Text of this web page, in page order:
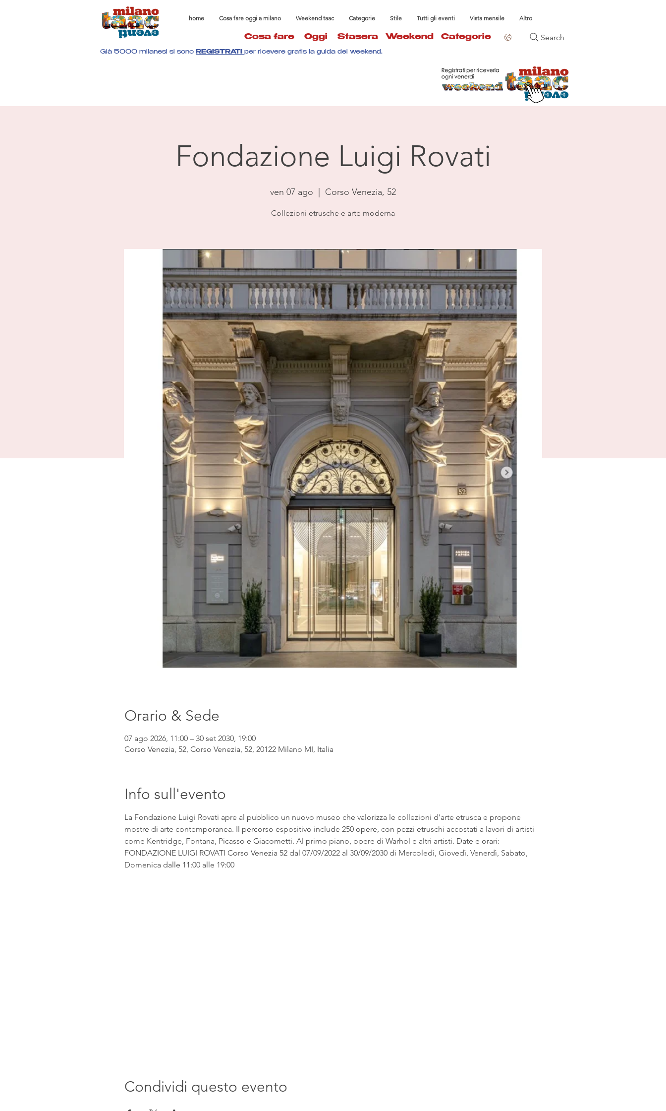
home Cosa fare oggi a milano Weekend taac Categorie Stile Tutti gli eventi Vista mensile Altro
Cosa fare Oggi Stasera Weekend Categorie Search
Già 5000 milanesi si sono REGISTRATI per ricevere gratis la guida del weekend.
Fondazione Luigi Rovati
ven 07 ago Corso Venezia, 52
Collezioni etrusche e arte moderna
Orario & Sede
07 ago 2026, 11:00 – 30 set 2030, 19:00
Corso Venezia, 52, Corso Venezia, 52, 20122 Milano MI, Italia
Info sull'evento
La Fondazione Luigi Rovati apre al pubblico un nuovo museo che valorizza le collezioni d’arte etrusca e propone
mostre di arte contemporanea. Il percorso espositivo include 250 opere, con pezzi etruschi accostati a lavori di artisti
come Kentridge, Fontana, Picasso e Giacometti. Al primo piano, opere di Warhol e altri artisti. Date e orari:
FONDAZIONE LUIGI ROVATI Corso Venezia 52 dal 07/09/2022 al 30/09/2030 di Mercoledì, Giovedì, Venerdì, Sabato,
Domenica dalle 11:00 alle 19:00
Condividi questo evento